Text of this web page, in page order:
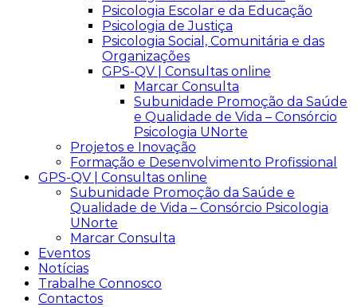
Psicologia Escolar e da Educação
Psicologia de Justiça
Psicologia Social, Comunitária e das
Organizações
GPS-QV | Consultas online
Marcar Consulta
Subunidade Promoção da Saúde
e Qualidade de Vida – Consórcio
Psicologia UNorte
Projetos e Inovação
Formação e Desenvolvimento Profissional
GPS-QV | Consultas online
Subunidade Promoção da Saúde e
Qualidade de Vida – Consórcio Psicologia
UNorte
Marcar Consulta
Eventos
Notícias
Trabalhe Connosco
Contactos